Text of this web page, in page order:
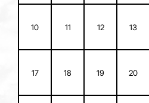
10 11 12 13
17 18 19 20